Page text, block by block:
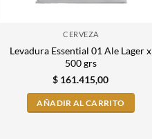
CERVEZA
Levadura Essential 01 Ale Lager x
500 grs
$ 161.415,00
AÑADIR AL CARRITO